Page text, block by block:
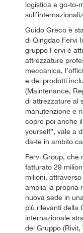
logistica e go-to-
Guido Greco è
di Qingdao Fervi
gruppo Fervi è
attrezzature
meccanica,
e dei prodotti
(Maintenance,
di attrezzature al
manutenzione e
copre poi anche
yourself”, vale a
da-te in ambito
Fervi Group, che
fatturato 29
milioni,
amplia la propria
nuova sede in
più rilevanti della
internazionale
del Gruppo (Rivit,